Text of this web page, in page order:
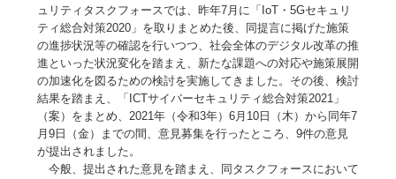
ュリティタスクフォースでは、昨年7月に「IoT・5Gセキュリ
ティ総合対策2020」を取りまとめた後、同提言に掲げた施策
の進捗状況等の確認を行いつつ、社会全体のデジタル改革の推
進といった状況変化を踏まえ、新たな課題への対応や施策展開
の加速化を図るための検討を実施してきました。その後、検討
結果を踏まえ、「ICTサイバーセキュリティ総合対策2021」
（案）をまとめ、2021年（令和3年）6月10日（木）から同年7
月9日（金）までの間、意見募集を行ったところ、9件の意見
が提出されました。
今般、提出された意見を踏まえ、同タスクフォースにおいて